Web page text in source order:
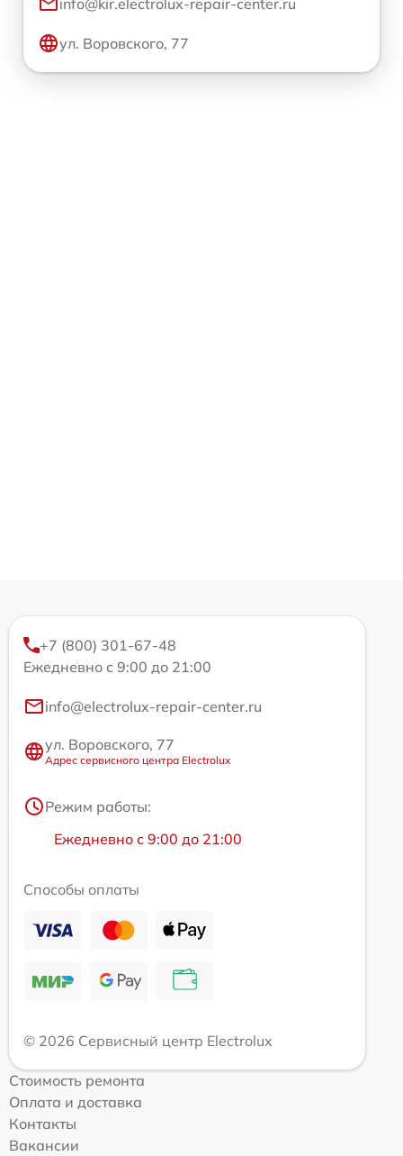
info@kir.electrolux-repair-center.ru
ул. Воровского, 77
+7 (800) 301-67-48
Ежедневно с 9:00 до 21:00
info@electrolux-repair-center.ru
ул. Воровского, 77
Адрес сервисного центра Electrolux
Режим работы:
Ежедневно с 9:00 до 21:00
Способы оплаты
© 2026 Сервисный центр Electrolux
Стоимость ремонта
Оплата и доставка
Контакты
Вакансии